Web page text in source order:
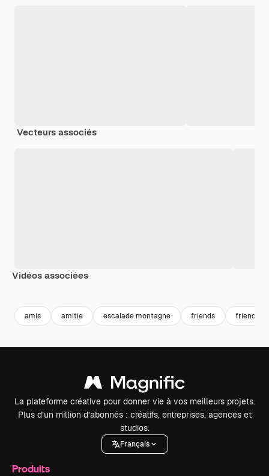
Vecteurs associés
Vidéos associées
amis amitie escalade montagne friends friendship
La plateforme créative pour donner vie à vos meilleurs projets.
Plus d’un million d’abonnés : créatifs, entreprises, agences et
studios.
Français
Produits